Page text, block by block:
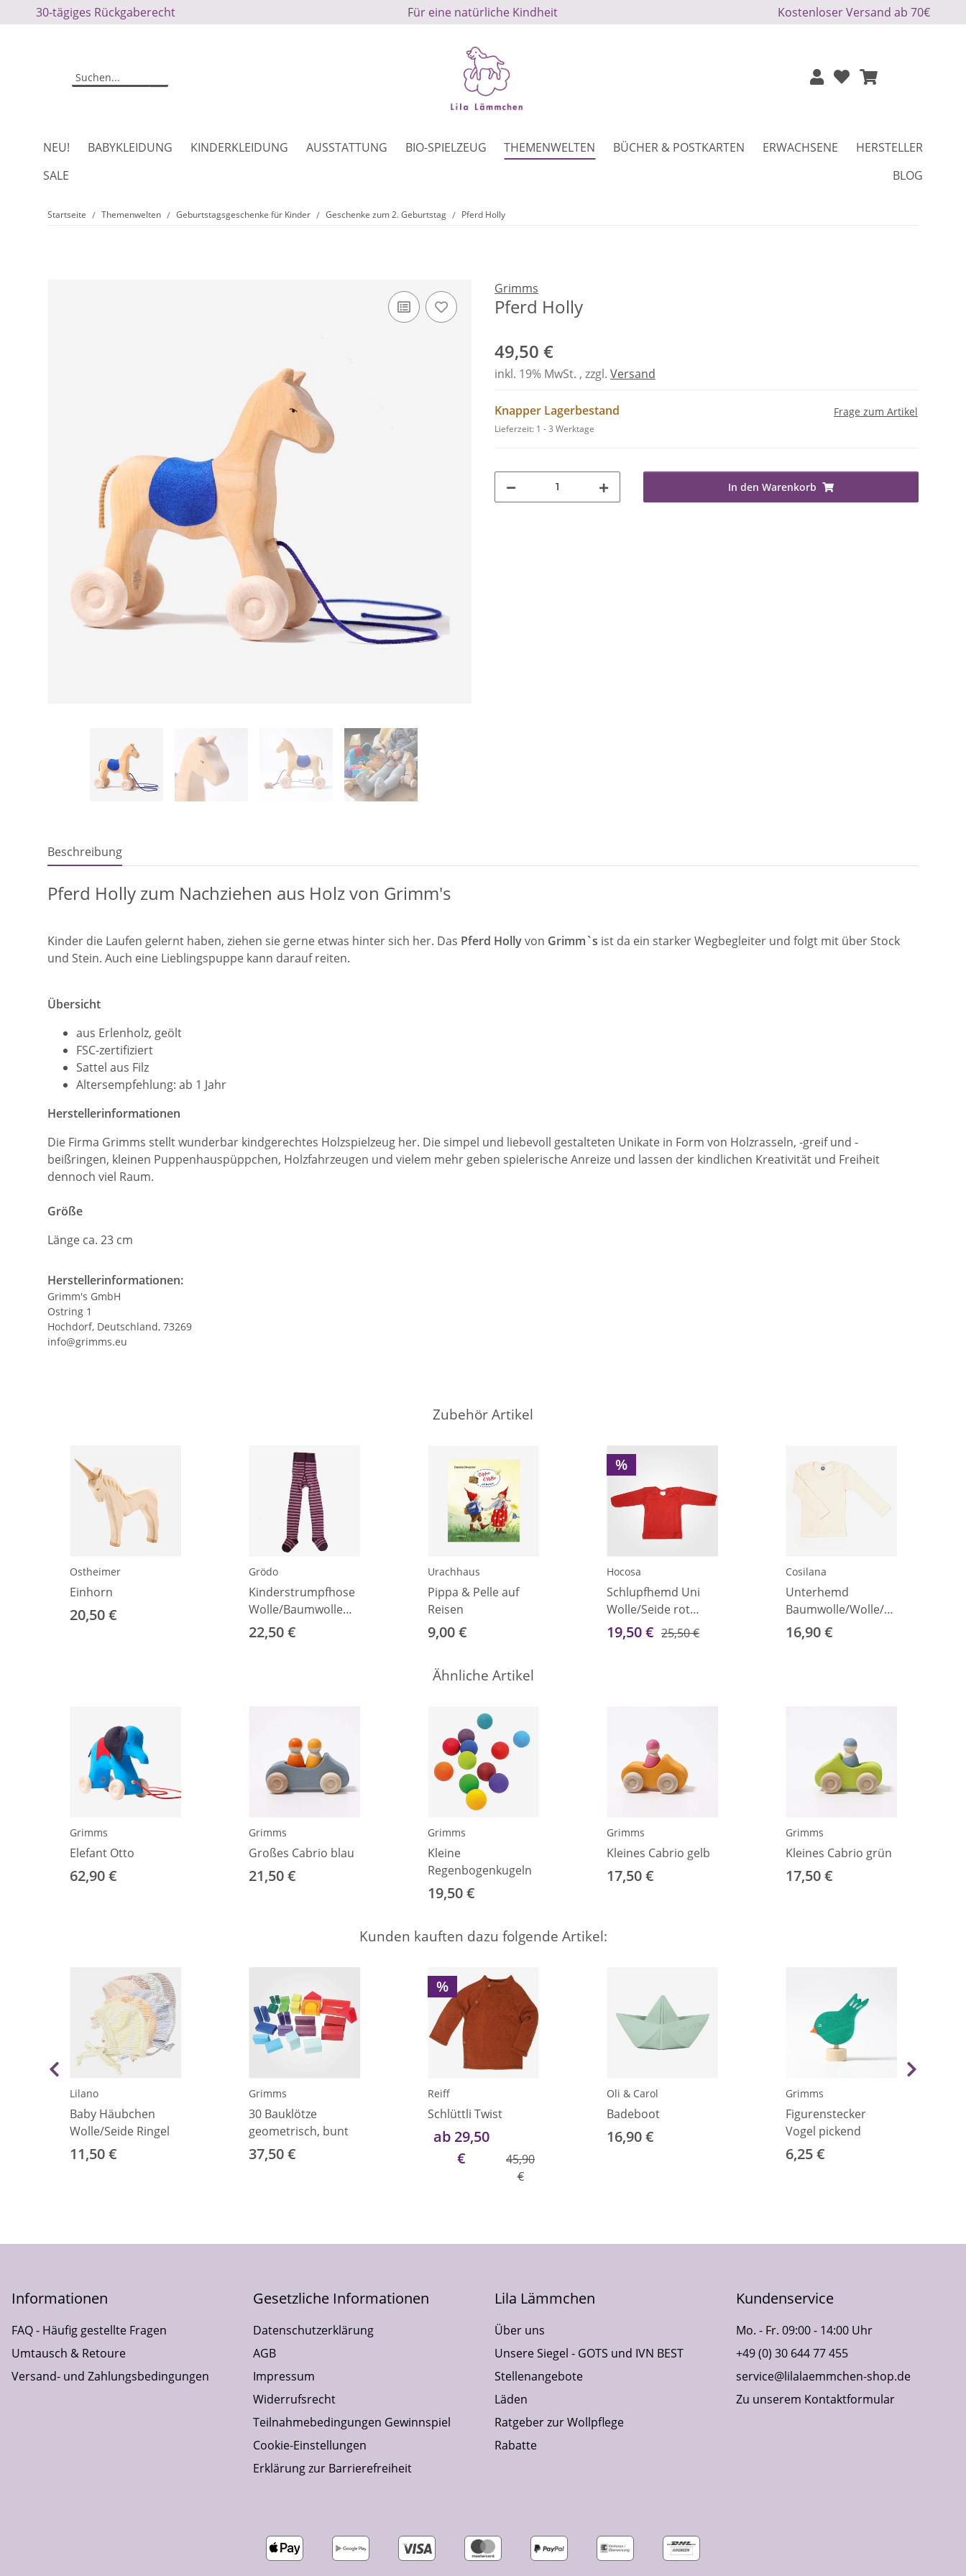
30-tägiges Rückgaberecht Für eine natürliche Kindheit Kostenloser Versand ab 70€
NEU! BABYKLEIDUNG KINDERKLEIDUNG AUSSTATTUNG BIO-SPIELZEUG THEMENWELTEN BÜCHER & POSTKARTEN ERWACHSENE
HERSTELLER
SALE
BLOG
Startseite Themenwelten Geburtstagsgeschenke für Kinder Geschenke zum 2. Geburtstag Pferd Holly
Grimms
Pferd Holly
49,50 €
inkl. 19% MwSt. , zzgl. Versand
Knapper Lagerbestand
Lieferzeit: 1 - 3 Werktage
Frage zum Artikel
In den Warenkorb
Beschreibung
Pferd Holly zum Nachziehen aus Holz von Grimm's
Kinder die Laufen gelernt haben, ziehen sie gerne etwas hinter sich her. Das Pferd Hollyvon Grimm`s ist da ein starker Wegbegleiter und folgt mit über Stock
und Stein. Auch eine Lieblingspuppe kann darauf reiten.
Übersicht
aus Erlenholz, geölt
FSC-zertifiziert
Sattel aus Filz
Altersempfehlung: ab 1 Jahr
Herstellerinformationen
Die Firma Grimms stellt wunderbar kindgerechtes Holzspielzeug her. Die simpel und liebevoll gestalteten Unikate in Form von Holzrasseln, -greif und -
beißringen, kleinen Puppenhauspüppchen, Holzfahrzeugen und vielem mehr geben spielerische Anreize und lassen der kindlichen Kreativität und Freiheit
dennoch viel Raum.
Größe
Länge ca. 23 cm
Herstellerinformationen:
Grimm's GmbH
Ostring 1
Hochdorf, Deutschland, 73269
info@grimms.eu
Zubehör Artikel
Ostheimer
Einhorn
20,50 €
Grödo
Kinderstrumpfhose
Wolle/Baumwolle
Ringel lila-berry 86
22,50 €
Urachhaus
Pippa & Pelle auf
Reisen
9,00 €
%
Hocosa
Schlupfhemd Uni
Wolle/Seide rot
50/56
19,50 € 25,50 €
Cosilana
Unterhemd
Baumwolle/Wolle/Seide
natur 92
16,90 €
Ähnliche Artikel
Grimms
Elefant Otto
62,90 €
Grimms
Großes Cabrio blau
21,50 €
Grimms
Kleine
Regenbogenkugeln
19,50 €
Grimms
Kleines Cabrio gelb
17,50 €
Grimms
Kleines Cabrio grün
17,50 €
Kunden kauften dazu folgende Artikel:
Lilano
Baby Häubchen
Wolle/Seide Ringel
11,50 €
Grimms
30 Bauklötze
geometrisch, bunt
37,50 €
%
Reiff
Schlüttli Twist
ab 29,50
€
45,90
€
Oli & Carol
Badeboot
16,90 €
Grimms
Figurenstecker
Vogel pickend
6,25 €
Informationen
FAQ - Häufig gestellte Fragen
Umtausch & Retoure
Versand- und Zahlungsbedingungen
Gesetzliche Informationen
Datenschutzerklärung
AGB
Impressum
Widerrufsrecht
Teilnahmebedingungen Gewinnspiel
Cookie-Einstellungen
Erklärung zur Barrierefreiheit
Lila Lämmchen
Über uns
Unsere Siegel - GOTS und IVN BEST
Stellenangebote
Läden
Ratgeber zur Wollpflege
Rabatte
Kundenservice
Mo. - Fr. 09:00 - 14:00 Uhr
+49 (0) 30 644 77 455
service@lilalaemmchen-shop.de
Zu unserem Kontaktformular